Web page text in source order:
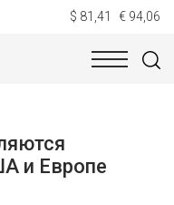
$ 81,41 € 94,06
и Европе